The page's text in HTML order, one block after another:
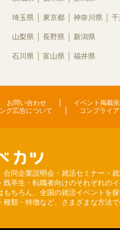
埼玉県 東京都 神奈川県
山梨県 長野県 新潟県
石川県 富山県 福井県
お問い合わせ イベント掲載
グ広告について
コンプライ
合同企業説明会・就活セミナー・
既卒生・転職者向けのそれぞれの
もちろん、全国の就活イベントを
種類・特徴など、さまざまな方法で